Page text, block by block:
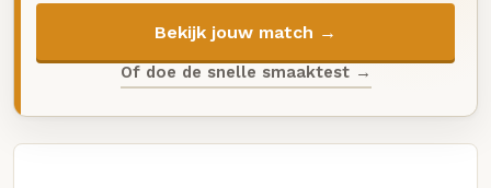
Bekijk jouw match →
Of doe de snelle smaaktest →